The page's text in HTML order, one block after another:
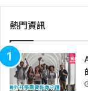
熱門資訊